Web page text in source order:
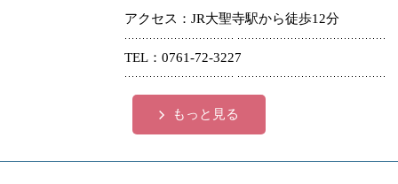
アクセス JR大聖寺駅から徒歩12分
TEL 0761-72-3227
もっと見る